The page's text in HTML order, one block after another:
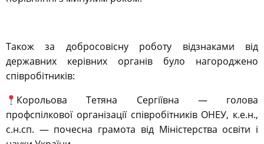
Також за добросовісну роботу відзнаками від
державних керівних органів було нагороджено
співробітників:
Корольова Тетяна Сергіївна — голова
профспілкової організації співробітників ОНЕУ, к.е.н.,
с.н.сп. — почесна грамота від Міністерства освіти і